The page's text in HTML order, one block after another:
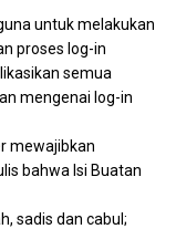
untuk melakukan
proses log-in
semua
mengenai log-in
mewajibkan
bahwa Isi Buatan
sadis dan cabul;